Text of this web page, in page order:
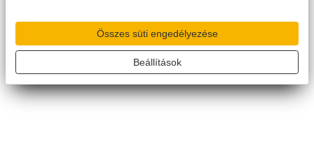
Összes süti engedélyezése
Beállítások
beltéri egység akár 25 méterre is telepíthető egymástól.
Alkalmazkodva a kor igényeihez Wi-Fi eléréssel és saját Gree
alkalmazással távolról kezelhető.